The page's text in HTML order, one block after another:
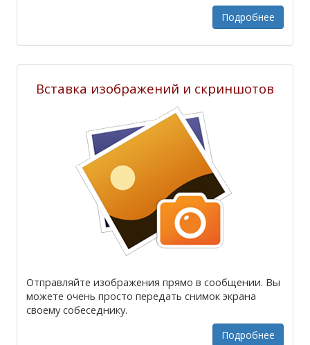
Подробнее
Вставка изображений и скриншотов
Отправляйте изображения прямо в сообщении. Вы
можете очень просто передать снимок экрана
своему собеседнику.
Подробнее